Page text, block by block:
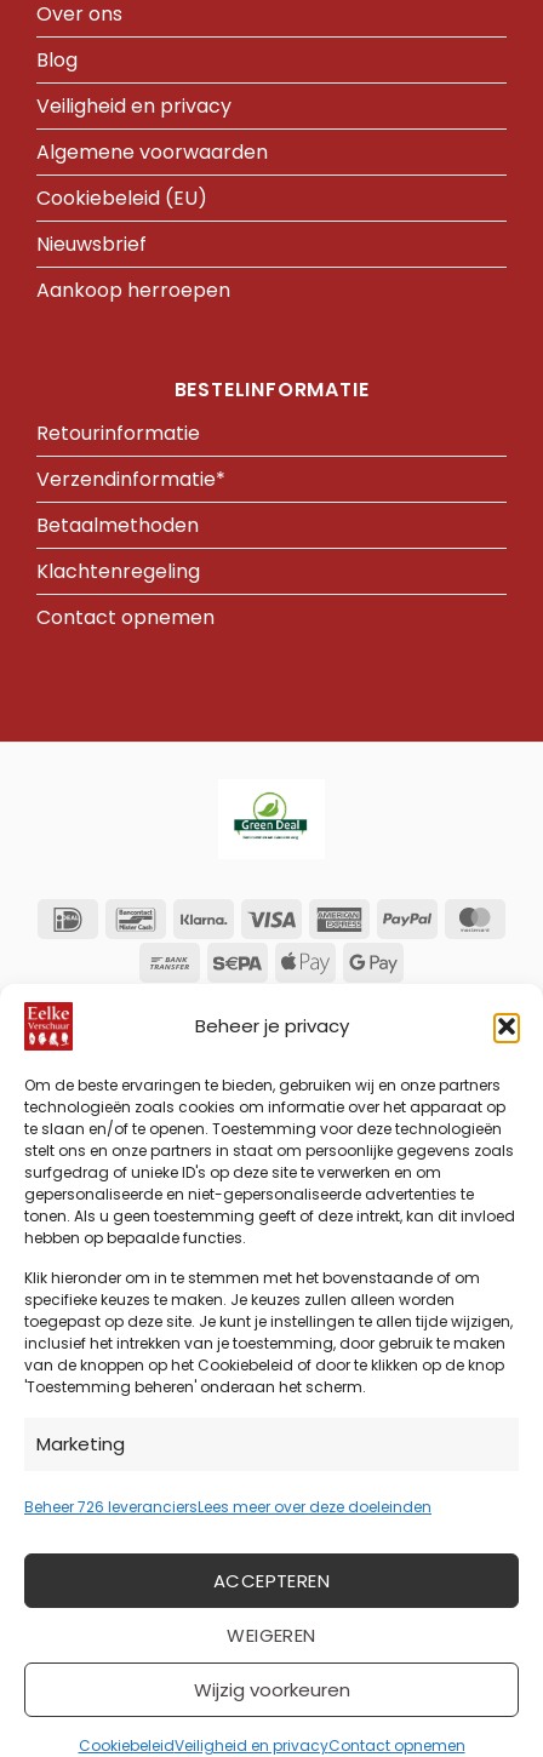
Beheer je privacy
Om de beste ervaringen te bieden, gebruiken wij en onze partners
technologieën zoals cookies om informatie over het apparaat op
te slaan en/of te openen. Toestemming voor deze technologieën
stelt ons en onze partners in staat om persoonlijke gegevens zoals
surfgedrag of unieke ID's op deze site te verwerken en om
gepersonaliseerde en niet-gepersonaliseerde advertenties te
tonen. Als u geen toestemming geeft of deze intrekt, kan dit invloed
hebben op bepaalde functies.
Klik hieronder om in te stemmen met het bovenstaande of om
specifieke keuzes te maken. Je keuzes zullen alleen worden
toegepast op deze site. Je kunt je instellingen te allen tijde wijzigen,
inclusief het intrekken van je toestemming, door gebruik te maken
van de knoppen op het Cookiebeleid of door te klikken op de knop
'Toestemming beheren' onderaan het scherm.
Marketing
Beheer 726 leveranciersLees meer over deze doeleinden
ACCEPTEREN
WEIGEREN
Wijzig voorkeuren
CookiebeleidVeiligheid en privacyContact opnemen
Over ons
Blog
Veiligheid en privacy
Algemene voorwaarden
Cookiebeleid (EU)
Nieuwsbrief
Aankoop herroepen
BESTELINFORMATIE
Retourinformatie
Verzendinformatie*
Betaalmethoden
Klachtenregeling
Contact opnemen
Verschuur
is partner
van
Green
samenwerken
duurzame
zorg en
realisatie
naar zorg
met
minimale
impact
op
klimaat,
milieu en
leefomgeving.
IDeal Bancontact
Klarna Visa
AmericanPayPal
Bank
Transfer
Sepa
Apple
Pay
Google
Pay
©2026 Eelke Verschuur
De waardering van eelkeverschuur.nl/ bij
WebwinkelKeur Reviewsis 9.2/10 gebaseerd op 83
reviews.